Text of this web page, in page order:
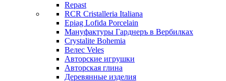
Repast
RCR Cristalleria Italiana
Epiag Lofida Porcelain
Мануфактуры Гарднеръ в Вербилках
Crystalite Bohemia
Велес Veles
Авторские игрушки
Авторская глина
Деревянные изделия